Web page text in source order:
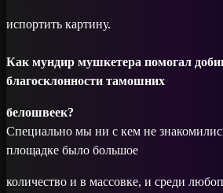
испортить картину.
Как мундир мушкетера помогал
благосклонности тамошних
белошвеек?
Специально мы ни с кем не
площадке было большое
количество и в массовке, и среди